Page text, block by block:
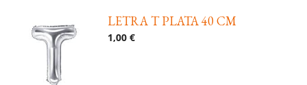
LETRA T PLATA 40 CM
1,00 €